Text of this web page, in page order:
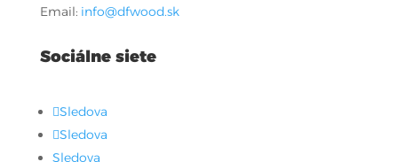
Email: info@dfwood.sk
Sociálne siete
Sledova
Sledova
Sledova